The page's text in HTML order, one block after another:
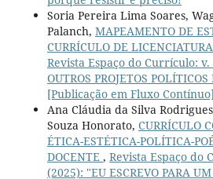
Soria Pereira Lima Soares,
Palanch, MAPEAMENTO DE
CURRÍCULO DE
Revista Espaço do Currículo: v.
OUTROS PROJETOS
[Publicação em Fluxo Contínuo]
Ana Cláudia da Silva
Souza Honorato, CURRÍCULO
ÉTICA-ESTÉTICA-POLÍTICA-
DOCENTE , Revista Espaço do
(2025): "EU ESCREVO PARA